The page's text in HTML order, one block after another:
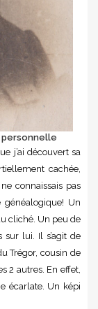
personnelle
j’ai découvert sa
cachée,
connaissais pas
Un
cliché. Un peu de
sur lui. Il s’agit de
Trégor, cousin de
2 autres. En effet,
écarlate. Un képi